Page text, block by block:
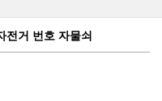
전거 번호 자물쇠